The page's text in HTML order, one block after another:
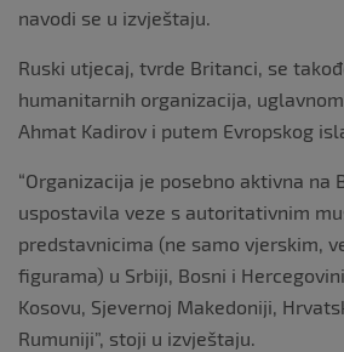
navodi se u izvještaju.
Ruski utjecaj, tvrde Britanci, se
humanitarnih organizacija,
Ahmat Kadirov i putem Evropskog
“Organizacija je posebno aktivna na
uspostavila veze s autoritativnim
predstavnicima (ne samo vjerskim,
figurama) u Srbiji, Bosni i
Kosovu, Sjevernoj Makedoniji,
Rumuniji”, stoji u izvještaju.